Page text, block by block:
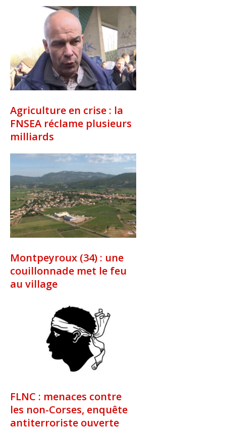
Agriculture en crise : la
FNSEA réclame plusieurs
milliards
Montpeyroux (34) : une
couillonnade met le feu
au village
FLNC : menaces contre
les non-Corses, enquête
antiterroriste ouverte